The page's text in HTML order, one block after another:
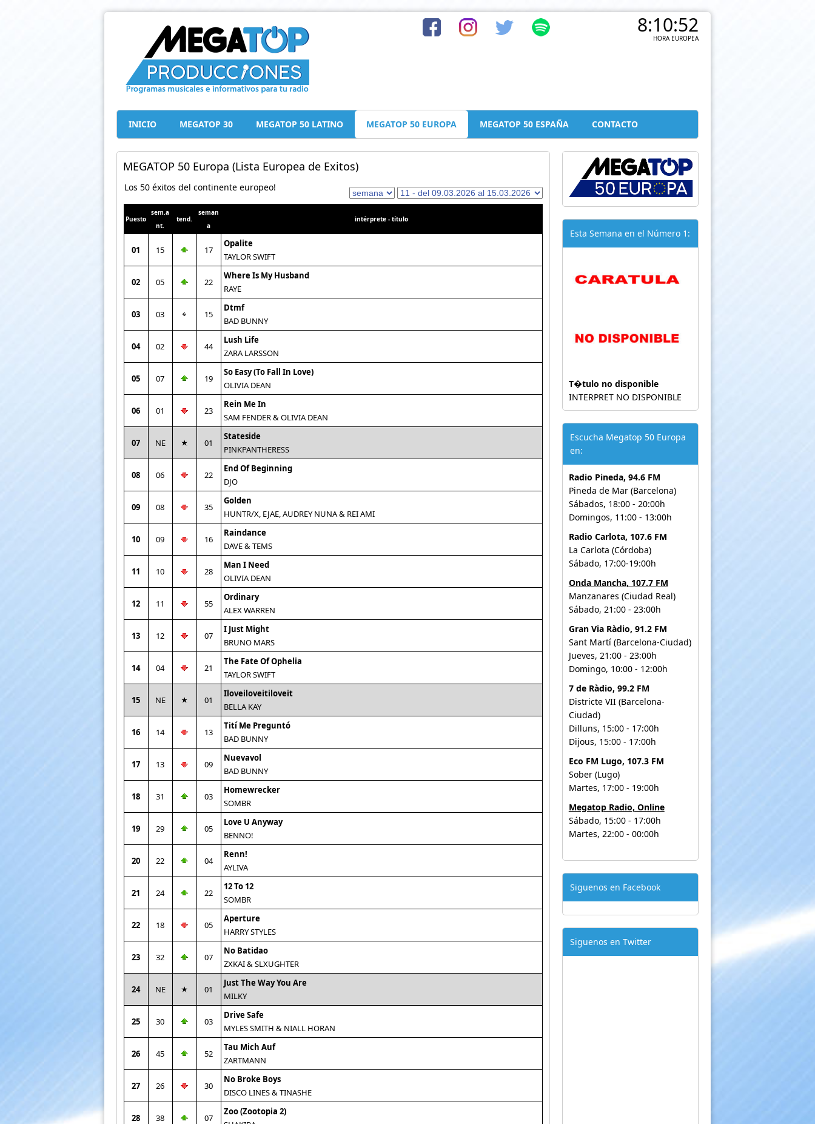
8:10:53
HORA EUROPEA
INICIO MEGATOP 30 MEGATOP 50 LATINO MEGATOP 50 EUROPA MEGATOP 50 ESPAÑA CONTACTO
MEGATOP 50 Europa (Lista Europea de Exitos)
Los 50 éxitos del continente europeo!
Puesto
sem.a
nt.
tend.
seman
a
intérprete - título
01 15 17
Opalite
TAYLOR SWIFT
02 05 22
Where Is My Husband
RAYE
03 03 15
Dtmf
BAD BUNNY
04 02 44
Lush Life
ZARA LARSSON
05 07 19
So Easy (To Fall In Love)
OLIVIA DEAN
06 01 23
Rein Me In
SAM FENDER & OLIVIA DEAN
07 NE 01
Stateside
PINKPANTHERESS
08 06 22
End Of Beginning
DJO
09 08 35
Golden
HUNTR/X, EJAE, AUDREY NUNA & REI AMI
10 09 16
Raindance
DAVE & TEMS
11 10 28
Man I Need
OLIVIA DEAN
12 11 55
Ordinary
ALEX WARREN
13 12 07
I Just Might
BRUNO MARS
14 04 21
The Fate Of Ophelia
TAYLOR SWIFT
15 NE 01
Iloveiloveitiloveit
BELLA KAY
16 14 13
Tití Me Preguntó
BAD BUNNY
17 13 09
Nuevavol
BAD BUNNY
18 31 03
Homewrecker
SOMBR
19 29 05
Love U Anyway
BENNO!
20 22 04
Renn!
AYLIVA
21 24 22
12 To 12
SOMBR
22 18 05
Aperture
HARRY STYLES
23 32 07
No Batidao
ZXKAI & SLXUGHTER
24 NE 01
Just The Way You Are
MILKY
25 30 03
Drive Safe
MYLES SMITH & NIALL HORAN
26 45 52
Tau Mich Auf
ZARTMANN
27 26 30
No Broke Boys
DISCO LINES & TINASHE
28 38 07
Zoo (Zootopia 2)
Esta Semana en el Número 1:
T�tulo no disponible
INTERPRET NO DISPONIBLE
Escucha Megatop 50 Europa
en:
Radio Pineda, 94.6 FM
Pineda de Mar (Barcelona)
Sábados, 18:00 - 20:00h
Domingos, 11:00 - 13:00h
Radio Carlota, 107.6 FM
La Carlota (Córdoba)
Sábado, 17:00-19:00h
Onda Mancha, 107.7 FM
Manzanares (Ciudad Real)
Sábado, 21:00 - 23:00h
Gran Via Ràdio, 91.2 FM
Sant Martí (Barcelona-Ciudad)
Jueves, 21:00 - 23:00h
Domingo, 10:00 - 12:00h
7 de Ràdio, 99.2 FM
Districte VII (Barcelona-
Ciudad)
Dilluns, 15:00 - 17:00h
Dijous, 15:00 - 17:00h
Eco FM Lugo, 107.3 FM
Sober (Lugo)
Martes, 17:00 - 19:00h
Megatop Radio, Online
Sábado, 15:00 - 17:00h
Martes, 22:00 - 00:00h
Siguenos en Facebook
Siguenos en Twitter